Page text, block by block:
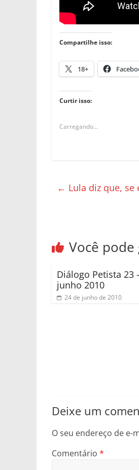
Compartilhe isso:
18+
Curtir isso:
Carregando...
← Lula diz que,
Você
Diálogo Petista 23
junho 2010
24 de junho de 2010
Deixe um
O seu endereço de e-
Comentário *